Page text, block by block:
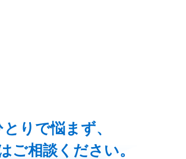
とりで悩まず、
ご相談ください。